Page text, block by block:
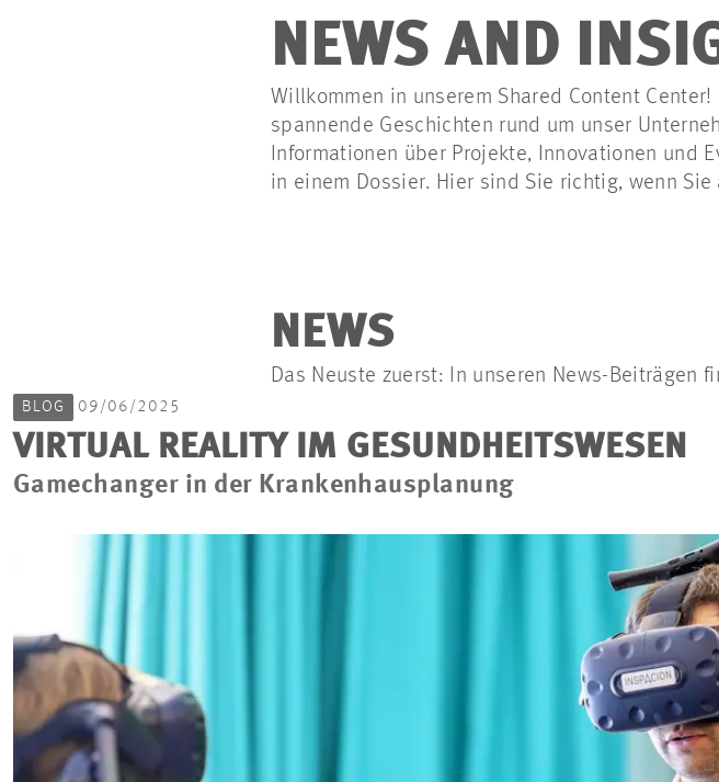
NEWS AND
Willkommen in unserem Shared Content
spannende Geschichten rund um unser
Informationen über Projekte, Innovationen und
in einem Dossier. Hier sind Sie richtig, wenn
NEWS
Das Neuste zuerst: In unseren News-Beiträgen
BLOG 09/06/2025
VIRTUAL REALITY IM GESUNDHEITSWESEN
Gamechanger in der Krankenhausplanung